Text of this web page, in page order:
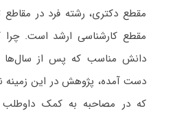
مقطع دکتری، رشته فرد در
مقطع کارشناسی ارشد است.
دانش مناسب که پس از سال‌ها
دست آمده، پژوهش در این زمینه
که در مصاحبه به کمک